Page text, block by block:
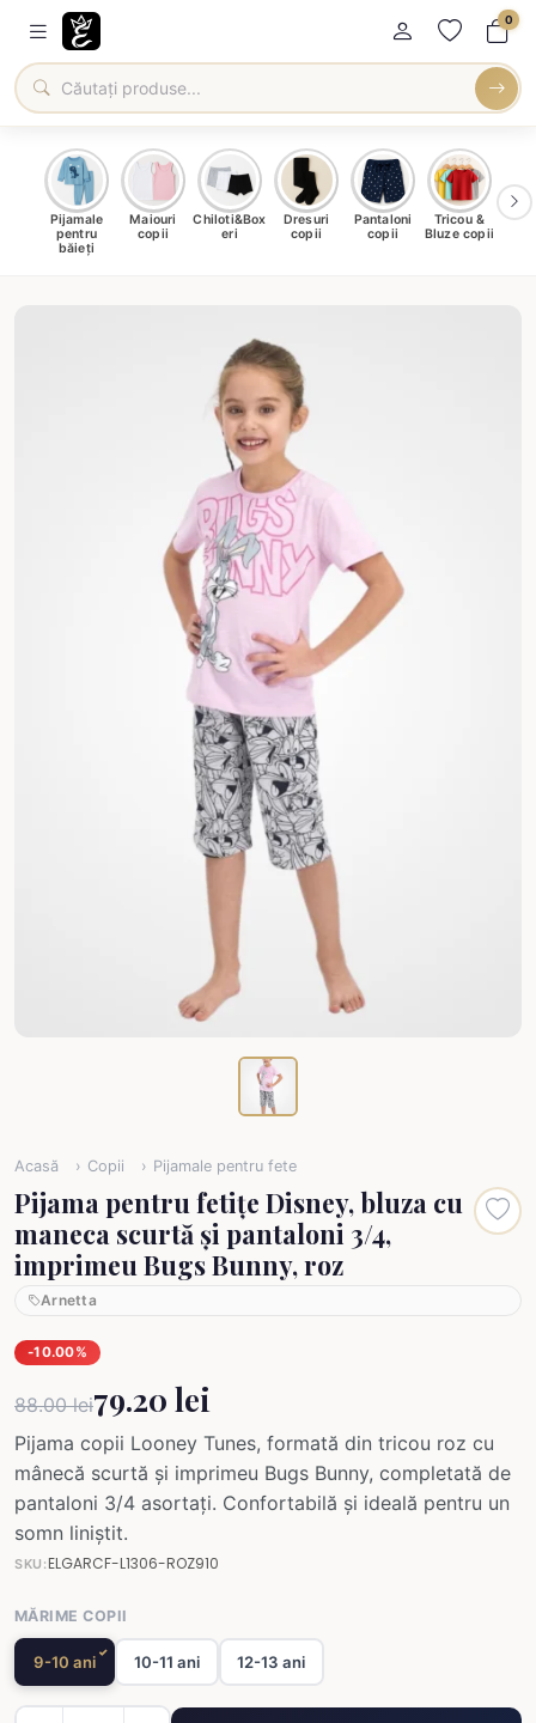
0
Pijamale
pentru
băieți
Maiouri
copii
Chiloti&Box
eri
Dresuri
copii
Pantaloni
copii
Tricou &
Bluze copii
Acasă Copii Pijamale pentru fete
Pijama pentru fetițe Disney, bluza cu
maneca scurtă și pantaloni 3/4,
imprimeu Bugs Bunny, roz
Arnetta
-10.00%
88.00 lei79.20 lei
Pijama copii Looney Tunes, formată din tricou roz cu
mânecă scurtă și imprimeu Bugs Bunny, completată de
pantaloni 3/4 asortați. Confortabilă și ideală pentru un
somn liniștit.
SKU:ELGARCF-L1306-ROZ910
MĂRIME COPII
9-10 ani 10-11 ani 12-13 ani